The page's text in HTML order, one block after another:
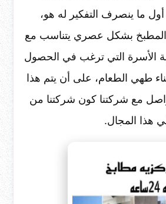
ما ينصرف التفكير له هو،
بشكل عصري يتناسب مع
الأسرة التي ترغب في الحصول
طهي الطعام، على أن يتم هذا
مع شركتنا كون شركتنا من
هذا المجال.